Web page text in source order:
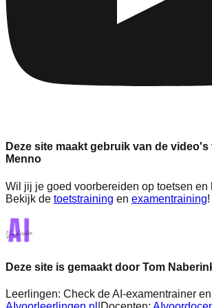
Deze site maakt gebruik van de video's
Menno
Wil jij je goed voorbereiden op toetsen en
Bekijk de toetstraining en examentraining!
Deze site is gemaakt door Tom
Leerlingen: Check de AI-examentrainer